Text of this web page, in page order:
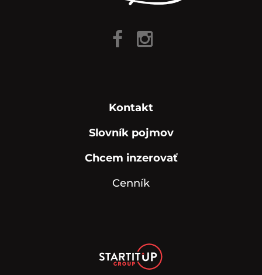
Kontakt
Slovník pojmov
Chcem inzerovať
Cenník